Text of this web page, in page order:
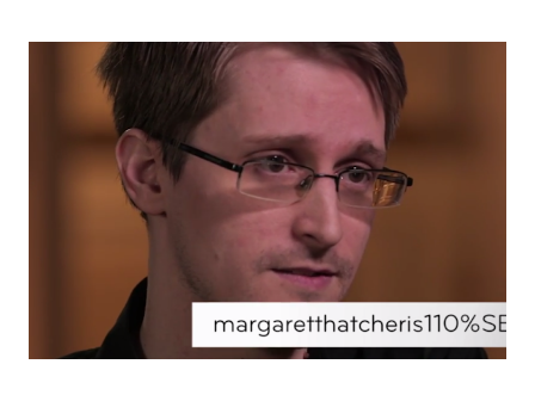
मोबाइल किन्ने बेला, यो किनौँ कि त्यो किनौँ भइन्छ, अनलाइनमा
रिभ्युहरु पनि खोजिन्छ, अनि फोन किनिन्छ । हाम्रो यही फोन खोज्ने र
रोज्ने तरिकालाई गुगल'ले सहज बनाउने कोशिस गरेको छ, एन्ड्रोइड
साइटमार्फत । गुगल'ले केही हप्ता पहिलेबाट एन्ड्रोइडको साइटमा नयाँ
पेज सञ्चालनमा ल्याएको छ, जसमा गएर आफ्नो आवश्यकता
अनुसारको फोन छान्न सकिन्छ । एन्ड्रोइड साइटको यो पेज बाट फोन
खोजिकार्य सुरु हुन्छ । तपाईलाई म्युजिक, क्यामेरा, सोसल मिडिया, वेब
ब्राउजिङ आदि इत्यादी के के चाहिएको हो, छानिसकेपछि, गुगलले
तपाईलाई तपाईको आवश्यकता अनुसारको फोनहरु देखाउँछ ।